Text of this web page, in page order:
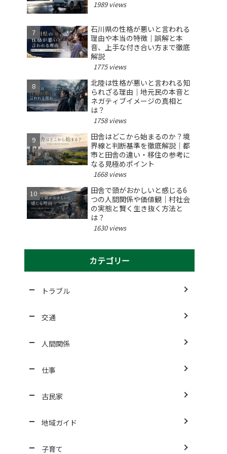
1989 views
石川県の性格が悪いと言われる
理由や本当の特徴｜誤解と本
音、上手な付き合い方まで徹底
解説
1775 views
北陸は性格が悪いと言われる知
られざる理由｜地元民の本音と
ネガティブイメージの真相と
は？
1758 views
田舎はどこから始まるのか？境
界線と判断基準を徹底解説｜都
市と田舎の違い・移住の参考に
なる見極めポイント
1668 views
田舎で頭がおかしいと感じる6
つの人間関係や価値観｜村社会
の実態と賢く生き抜く方法と
は？
1630 views
カテゴリー
トラブル
交通
人間関係
仕事
古民家
地域ガイド
子育て